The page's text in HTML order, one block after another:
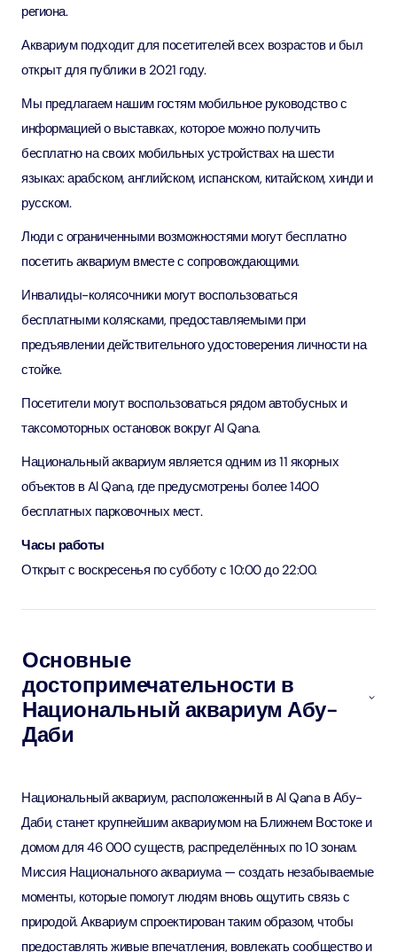
региона.
Аквариум подходит для посетителей всех возрастов и был
открыт для публики в 2021 году.
Мы предлагаем нашим гостям мобильное руководство с
информацией о выставках, которое можно получить
бесплатно на своих мобильных устройствах на шести
языках: арабском, английском, испанском, китайском, хинди и
русском.
Люди с ограниченными возможностями могут бесплатно
посетить аквариум вместе с сопровождающими.
Инвалиды-колясочники могут воспользоваться
бесплатными колясками, предоставляемыми при
предъявлении действительного удостоверения личности на
стойке.
Посетители могут воспользоваться рядом автобусных и
таксомоторных остановок вокруг Al Qana.
Национальный аквариум является одним из 11 якорных
объектов в Al Qana, где предусмотрены более 1400
бесплатных парковочных мест.
Часы работы
Открыт с воскресенья по субботу с 10:00 до 22:00.
Основные
достопримечательности в
Национальный аквариум Абу-
Даби
Национальный аквариум, расположенный в Al Qana в Абу-
Даби, станет крупнейшим аквариумом на Ближнем Востоке и
домом для 46 000 существ, распределённых по 10 зонам.
Миссия Национального аквариума — создать незабываемые
моменты, которые помогут людям вновь ощутить связь с
природой. Аквариум спроектирован таким образом, чтобы
предоставлять живые впечатления, вовлекать сообщество и